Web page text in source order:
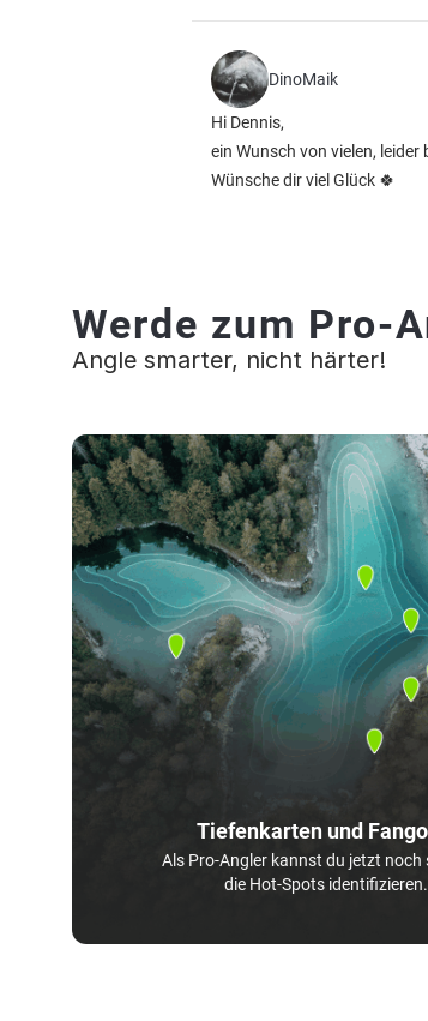
DinoMaik
Hi Dennis,
ein Wunsch von vielen,
Wünsche dir viel Glück 🍀
Werde zum Pro-
Angle smarter, nicht härter!
Tiefenkarten und
Als Pro-Angler kannst du jetzt noch
die Hot-Spots identifizieren.